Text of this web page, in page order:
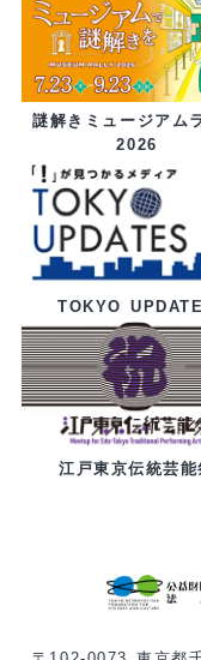
謎解きミュージアム
2026
TOKYO
江戸東京伝統芸能